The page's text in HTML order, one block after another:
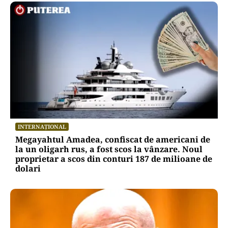
INTERNAȚIONAL
Megayahtul Amadea, confiscat de americani de
la un oligarh rus, a fost scos la vânzare. Noul
proprietar a scos din conturi 187 de milioane de
dolari